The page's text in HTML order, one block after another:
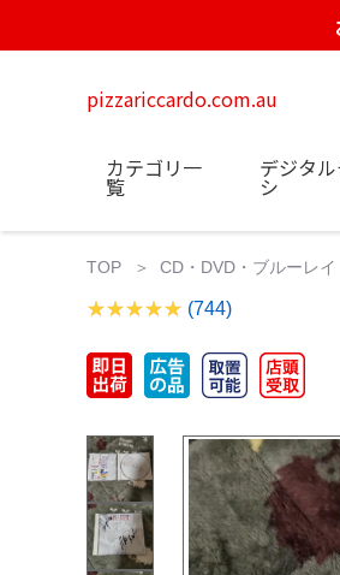
pizzariccardo.com.au
カテゴリ一
覧
デジタ
シ
TOP CD・DVD・ブルーレイ
(744)